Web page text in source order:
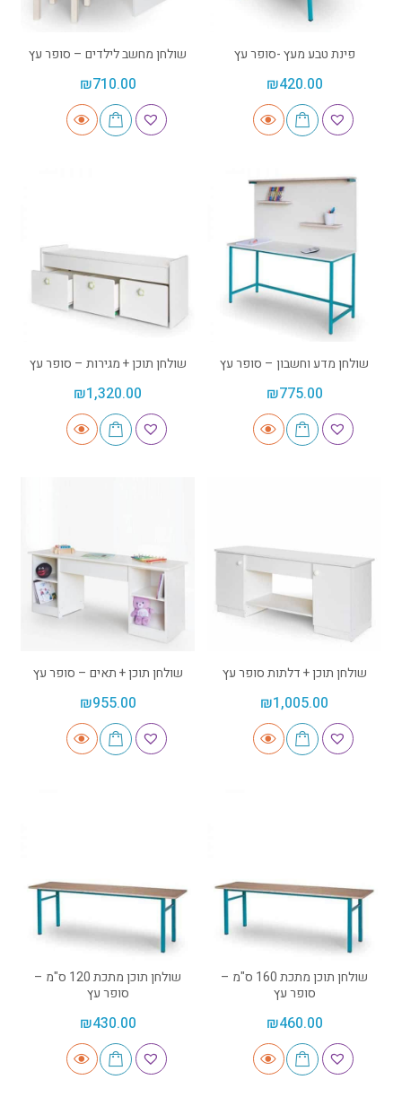
פינת טבע מעץ -סופר עץ
₪420.00
שולחן מחשב לילדים – סופר עץ
₪710.00
שולחן מדע וחשבון – סופר עץ
₪775.00
שולחן תוכן + מגירות – סופר עץ
₪1,320.00
שולחן תוכן + דלתות סופר עץ
₪1,005.00
שולחן תוכן + תאים – סופר עץ
₪955.00
שולחן תוכן מתכת 160 ס"מ –
סופר עץ
₪460.00
שולחן תוכן מתכת 120 ס"מ –
סופר עץ
₪430.00